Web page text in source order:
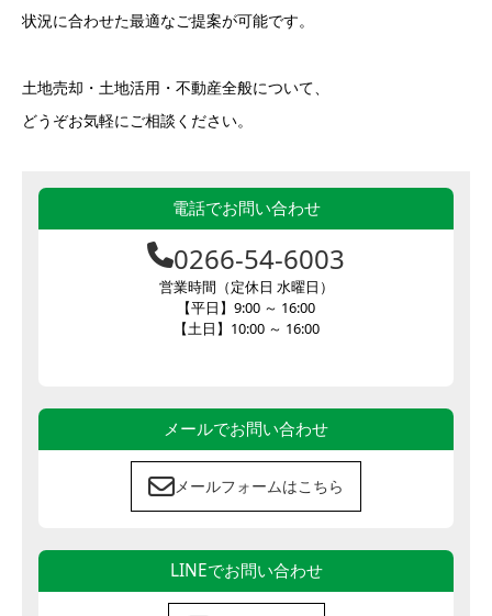
状況に合わせた最適なご提案が可能です。
土地売却・土地活用・不動産全般について、
どうぞお気軽にご相談ください。
電話でお問い合わせ
0266-54-6003
営業時間（定休日 水曜日）
【平日】9:00 ～ 16:00
【土日】10:00 ～ 16:00
メールでお問い合わせ
メールフォームはこちら
LINEでお問い合わせ